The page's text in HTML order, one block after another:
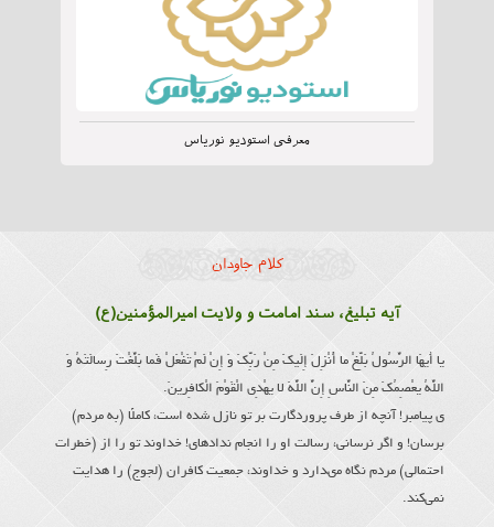
معرفی استودیو نوریاس
کلام جاودان
آیه تبلیغ، سند امامت و ولایت امیرالمؤمنین(ع)
یا أَیهَا الرَّسُولُ بَلِّغْ ما أُنْزِلَ إِلَیكَ مِنْ رَبِّكَ وَ إِنْ لَمْ تَفْعَلْ فَما بَلَّغْتَ رِسالَتَهُ وَ
اللَّهُ یعْصِمُكَ مِنَ النَّاسِ إِنَّ اللَّهَ لا یهْدِی الْقَوْمَ الْكافِرینَ.
ى پیامبر! آنچه از طرف پروردگارت بر تو نازل شده است، كاملًا (به مردم)
برسان! و اگر نرسانی، رسالت او را انجام نداده‏اى! خداوند تو را از (خطرات
احتمالى) مردم نگاه مى‏دارد و خداوند، جمعیت كافران (لجوج) را هدایت
نمی‌کند.